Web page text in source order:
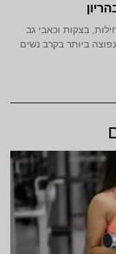
בצקות וכאבי גב
ביותר בקרב נשים